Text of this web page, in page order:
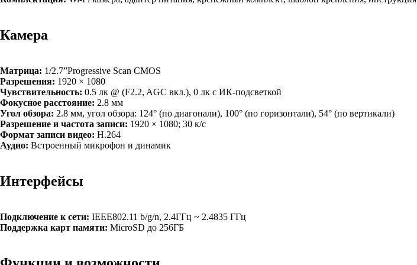
Камера
Матрица: 1/2.7”Progressive Scan CMOS
Разрешения: 1920 × 1080
Чувствительность: 0.5 лк @ (F2.2, AGC вкл.), 0 лк с ИК-подсветкой
Фокусное расстояние: 2.8 мм
Угол обзора: 2.8 мм, угол обзора: 124° (по диагонали), 100° (по горизонтали), 54° (по вертикали)
Разрешение и частота записи: 1920 × 1080; 30 к/с
Формат записи видео: H.264
Аудио: Встроенный микрофон и динамик
Интерфейсы
Подключение к сети: IEEE802.11 b/g/n, 2.4ГГц ~ 2.4835 ГГц
Поддержка карт памяти: MicroSD до 256ГБ